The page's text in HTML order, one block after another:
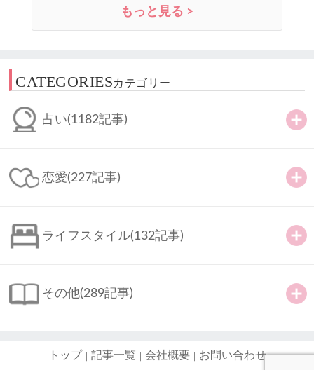
もっと見る >
CATEGORIESカテゴリー
占い(1182記事)
恋愛(227記事)
ライフスタイル(132記事)
その他(289記事)
トップ 記事一覧 会社概要 お問い合わせ